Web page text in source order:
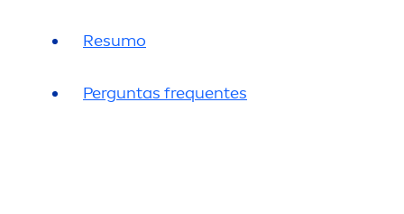
Resumo
Perguntas frequentes